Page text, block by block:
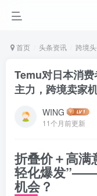
首页 头条资讯 跨境
Temu对日本消
主力，跨境卖家
WING
11个月前更新
折叠价＋高满
轻化爆发”——
机会？